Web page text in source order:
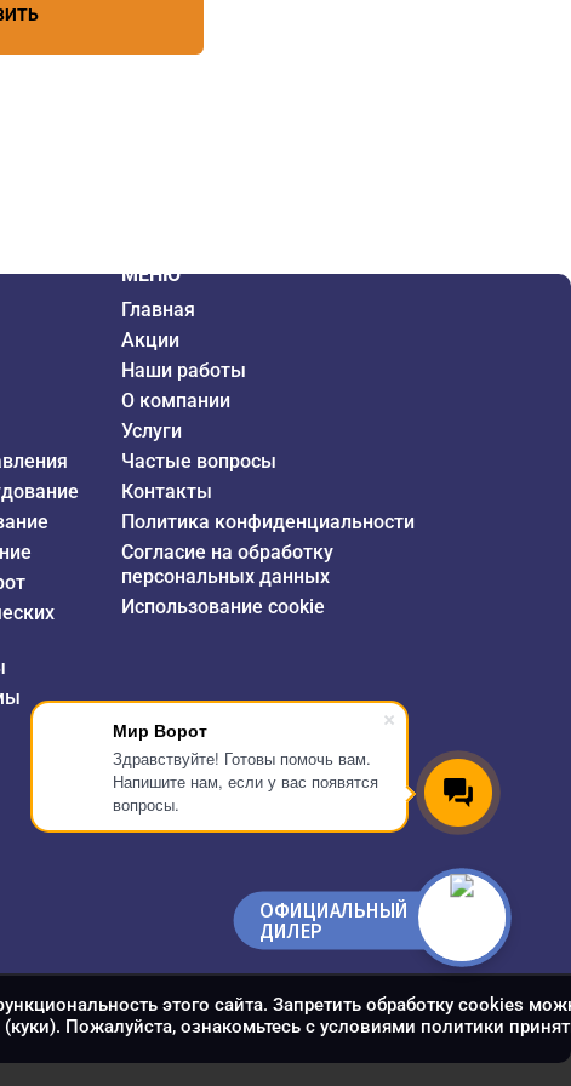
Мир Ворот
Здравствуйте! Готовы помочь вам.
Напишите нам, если у вас появятся
вопросы.
МЕНЮ
Главная
Акции
Наши работы
О компании
Услуги
Частые вопросы
Контакты
Политика конфиденциальности
Согласие на обработку
персональных данных
Использование cookie
этого сайта. Запретить обработку cookies
Пожалуйста, ознакомьтесь с условиями политики
ОФИЦИАЛЬНЫЙ
ДИЛЕР